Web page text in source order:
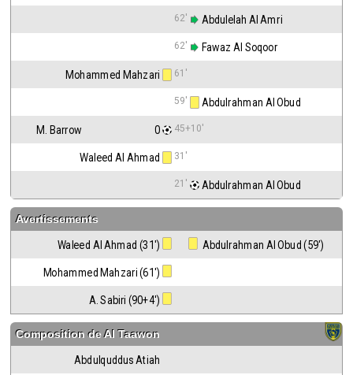
62' Abdulelah Al Amri
62' Fawaz Al Soqoor
Mohammed Mahzari 61'
59' Abdulrahman Al Obud
M. Barrow                                  0 45+10'
Waleed Al Ahmad 31'
21' Abdulrahman Al Obud
Avertissements
Waleed Al Ahmad (31') Abdulrahman Al Obud (59')
Mohammed Mahzari (61')
A. Sabiri (90+4')
Composition deAl Taawon
Abdulquddus Atiah